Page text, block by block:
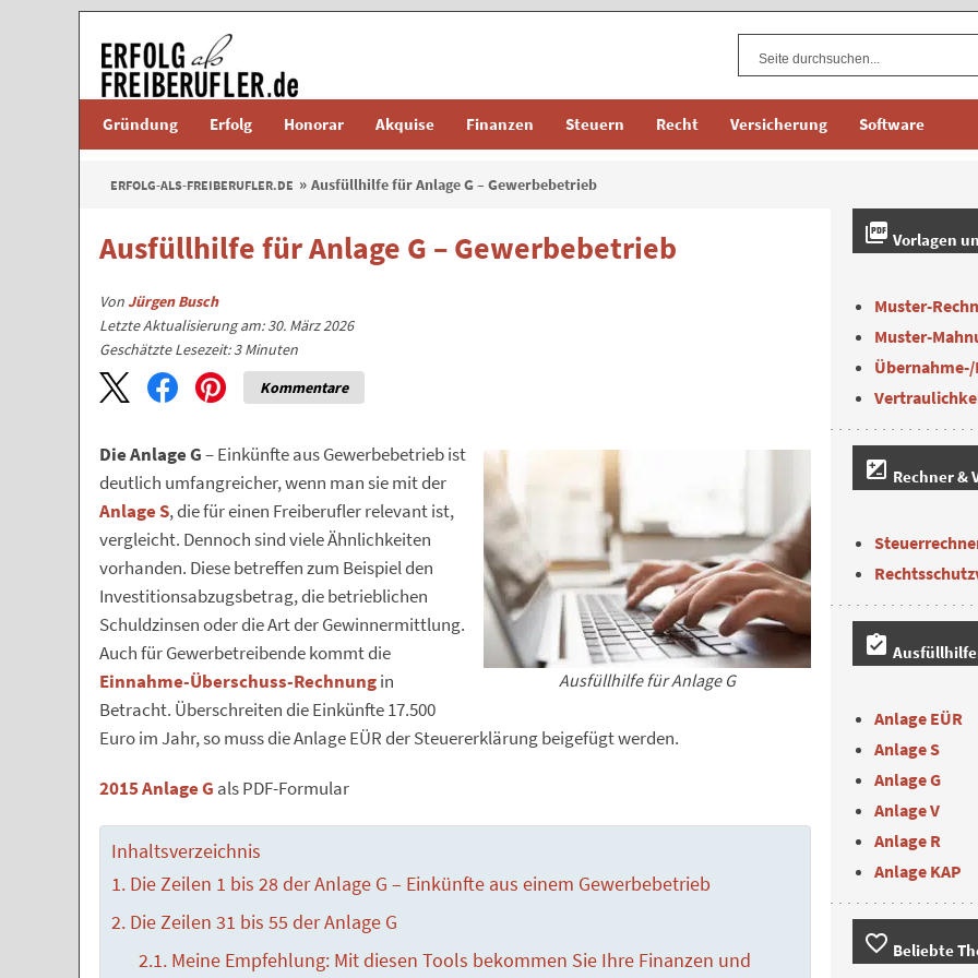
Gründung Erfolg Honorar Akquise Finanzen Steuern Recht Versicherung Software
ERFOLG-ALS-FREIBERUFLER.DE Ausfüllhilfe für Anlage G – Gewerbebetrieb
Ausfüllhilfe für Anlage G – Gewerbebetrieb
VonJürgen Busch
Letzte Aktualisierung am: 30. März 2026
Geschätzte Lesezeit:3 Minuten
Kommentare
Ausfüllhilfe für Anlage G
Die Anlage G– Einkünfte aus Gewerbebetrieb ist
deutlich umfangreicher, wenn man sie mit der
Anlage S, die für einen Freiberufler relevant ist,
vergleicht. Dennoch sind viele Ähnlichkeiten
vorhanden. Diese betreffen zum Beispiel den
Investitionsabzugsbetrag, die betrieblichen
Schuldzinsen oder die Art der Gewinnermittlung.
Auch für Gewerbetreibende kommt die
Einnahme-Überschuss-Rechnungin
Betracht. Überschreiten die Einkünfte 17.500
Euro im Jahr, so muss die Anlage EÜR der Steuererklärung beigefügt werden.
2015 Anlage G als PDF-Formular
Inhaltsverzeichnis
Die Zeilen 1 bis 28 der Anlage G – Einkünfte aus einem Gewerbebetrieb
Die Zeilen 31 bis 55 der Anlage G
Meine Empfehlung: Mit diesen Tools bekommen Sie Ihre Finanzen und
picture_as_pdf Vorlagen
Muster-
Muster-
iso Rechner &
assignment_turned_in
Anlage EÜR
Anlage S
Anlage G
Anlage V
Anlage R
Anlage KAP
favorite_border Beliebte